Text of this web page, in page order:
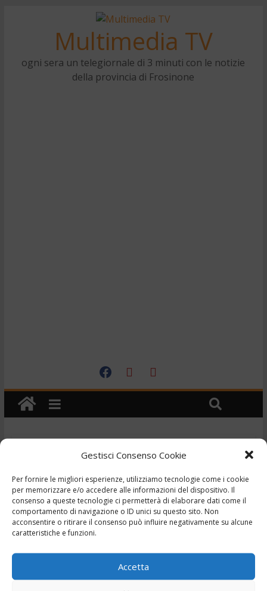
Gestisci Consenso Cookie
Per fornire le migliori esperienze, utilizziamo tecnologie come i cookie
per memorizzare e/o accedere alle informazioni del dispositivo. Il
consenso a queste tecnologie ci permetterà di elaborare dati come il
comportamento di navigazione o ID unici su questo sito. Non
acconsentire o ritirare il consenso può influire negativamente su alcune
caratteristiche e funzioni.
Accetta
Multimedia TV
ogni sera un telegiornale di 3 minuti con le notizie
della provincia di Frosinone
TG – Superperizia per la
morte di un neonato
all’ospedale – 29/6/2023
29 Giugno 2023
Tg24